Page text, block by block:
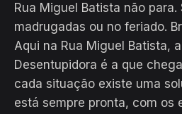
Rua Miguel Batista não para.
madrugadas ou no feriado.
Aqui na Rua Miguel Batista,
Desentupidora é a que
cada situação existe uma
está sempre pronta, com os